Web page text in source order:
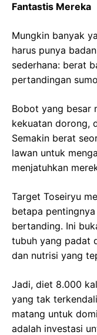
Fantastis Mereka
Mungkin banyak
harus punya
sederhana: berat
pertandingan
Bobot yang besar
kekuatan dorong,
Semakin berat
lawan untuk
menjatuhkan
Target Toseiryu
betapa
bertanding. Ini
tubuh yang padat
dan nutrisi yang
Jadi, diet 8.000
yang tak
matang untuk
adalah investasi